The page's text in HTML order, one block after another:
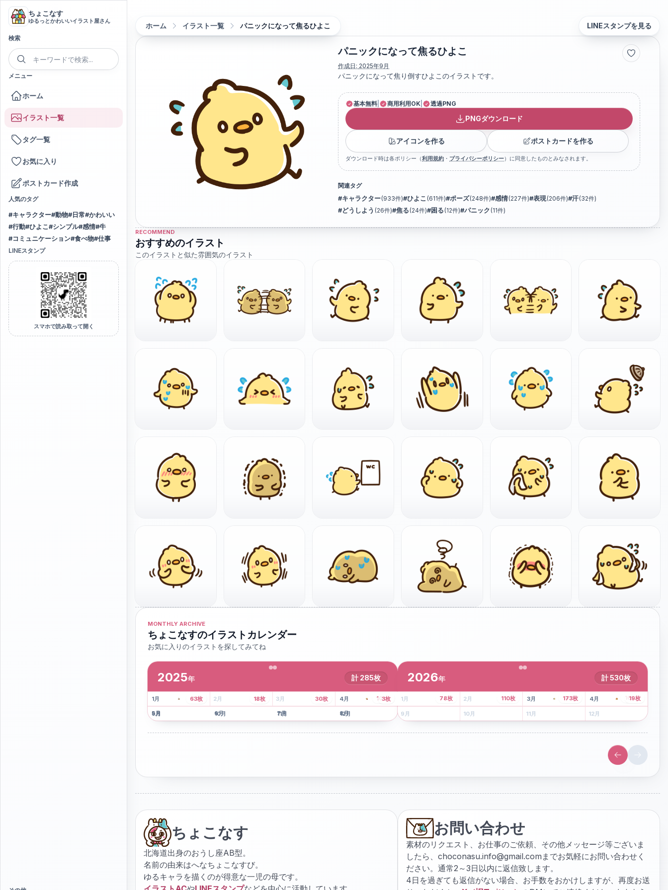
ちょこなす
ゆるっとかわいいイラスト屋さん
検索
メニュー
ホーム
イラスト一覧
タグ一覧
お気に入り
ポストカード作成
人気のタグ
#キャラクター#動物# 日常#かわいい
#行動#ひよこ#シンプル#感情#牛
#コミュニケーション#食べ物#仕事
LINEスタンプ
スマホで読み取って開く
ホーム イラスト一覧 パニックになって焦るひよこ LINEスタンプを見る
パニックになって焦るひよこ
作成日: 2025年9月
パニックになって焦り倒すひよこのイラストです。
基本無料 商用利用OK 透過PNG
PNGダウンロード
アイコンを作る ポストカードを作る
ダウンロード時は各ポリシー（利用規約 ・ プライバシーポリシー）に同意したものとみなされます。
関連タグ
#キャラクター(933件)#ひよこ (611件)#ポーズ(248件)#感情(227件)#表現(206件)#汗(32件)
#どうしよう (26件)#焦る (24件)#困る (12件)#パニック (11件)
RECOMMEND
おすすめのイラスト
このイラストと似た雰囲気のイラスト
MONTHLY ARCHIVE
ちょこなすのイラストカレンダー
お気に入りのイラストを探してみてね
2025年 計 285枚
1月 2枚 2月 3月 4月 8枚
5月
41枚
6月
13枚
7月
6枚
8月
101枚
9月
63枚
10月
18枚
11月
30枚
12月
3枚
2026年 計530枚
1月 2月 3月 43枚 4月 107枚
5 月
78枚
6月
110枚
7 月
173枚
8月
19枚
9 月 10月 11月 12月
ちょこなす
北海道出身のおうし座AB型。
名前の由来はへなちょこなすび。
ゆるキャラを描くのが得意な一児の母です。
お問い合わせ
素材のリクエスト、お仕事のご依頼、その他メッセージ等ございま
したら、 choconasu.info@gmail.com までお気軽にお問い合わせく
ださい。通常2～3日以内に返信致します。
4日を過ぎても返信がない場合、お手数をおかけしますが、再度お送